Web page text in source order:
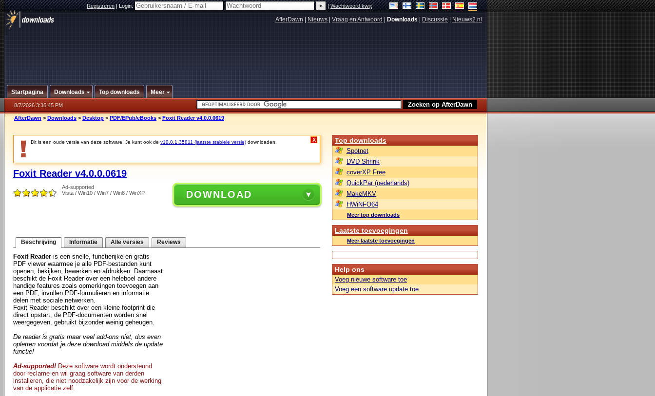
Registreren|Login: |Wachtwoord kwijt
AfterDawn Nieuws Vraag en Antwoord Downloads Discussie Nieuws2.nl
Startpagina Downloads Top downloads Meer
8/7/2026 3:36:45 PM
AfterDawn > Downloads > Desktop > PDF/EPub/eBooks > Foxit Reader v4.0.0.0619
Dit is een oude versie van deze software. Je kunt ook de v10.0.1.35811 (laatste stabiele versie) downloaden. X
Foxit Reader v4.0.0.0619
Ad-supported
Vista / Win10 / Win7 / Win8 / WinXP
DOWNLOAD
Beschrijving Informatie Alle versies Reviews
Foxit Reader is een snelle, functierijke en gratis
PDF viewer waarmee je alle PDF-bestanden kunt
openen, bekijken, bewerken en afdrukken. Daarnaast
beschikt de Foxit Reader over een heleboel andere
handige features zoals opmerkingen toevoegen aan
een PDF, invullen PDF-formulieren en informatie
delen met sociale netwerken.
Foxit Reader beschikt over een kleine footprint die
direct opstart, de PDF-documenten worden snel
weergegeven, gebruikt bijzonder weinig geheugen.
De reader is gratis maar veel add-ons niet, dus even
opletten voordat je deze download middels de update
functie!
Ad-supported! Deze software wordt ondersteund
door reclame en wil graag software van derden
installeren, die niet noodzakelijk zijn voor de werking
van de applicatie zelf.
Top downloads
Spotnet
DVD Shrink
coverXP Free
QuickPar (nederlands)
MakeMKV
HWiNFO64
Meer top downloads
Laatste toevoegingen
Meer laatste toevoegingen
Help ons
Voeg nieuwe software toe
Voeg een software update toe